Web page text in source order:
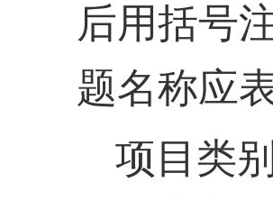
后用括号
题名称应
项目类